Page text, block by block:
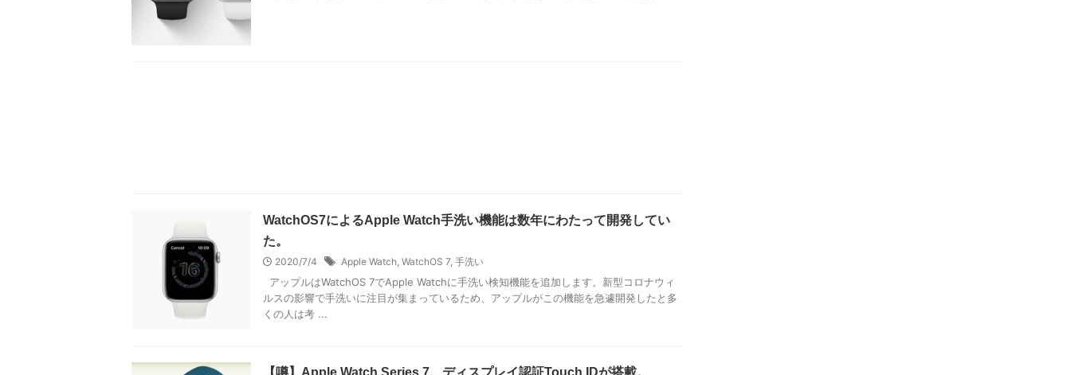
WatchOS7によるApple Watch手洗い機能は数年にわたって開発してい
た。
2020/7/4 Apple Watch, WatchOS 7, 手洗い
アップルはWatchOS 7でApple Watchに手洗い検知機能を追加します。新型コロナウィ
ルスの影響で手洗いに注目が集まっているため、アップルがこの機能を急遽開発したと多
くの人は考 ...
【噂】Apple Watch Series 7、ディスプレイ認証Touch IDが搭載。